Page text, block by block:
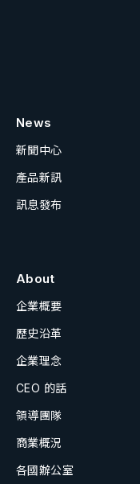
News
新聞中心
產品新訊
訊息發布
About
企業概要
歷史沿革
企業理念
CEO 的話
領導團隊
商業概況
各國辦公室